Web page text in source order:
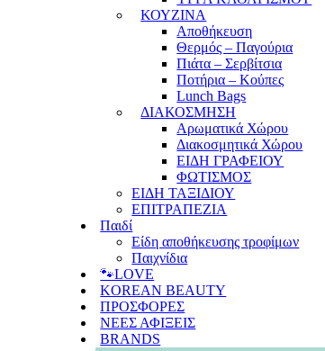
ΚΟΥΖΙΝΑ
Αποθήκευση
Θερμός – Παγούρια
Πιάτα – Σερβίτσια
Ποτήρια – Κούπες
Lunch Bags
ΔΙΑΚΟΣΜΗΣΗ
Αρωματικά Χώρου
Διακοσμητικά Χώρου
ΕΙΔΗ ΓΡΑΦΕΙΟΥ
ΦΩΤΙΣΜΟΣ
ΕΙΔΗ ΤΑΞΙΔΙΟΥ
ΕΠΙΤΡΑΠΕΖΙΑ
Παιδί
Είδη αποθήκευσης τροφίμων
Παιχνίδια
🐾LOVE
KOREAN BEAUTY
ΠΡΟΣΦΟΡΕΣ
ΝΕΕΣ ΑΦΙΞΕΙΣ
BRANDS